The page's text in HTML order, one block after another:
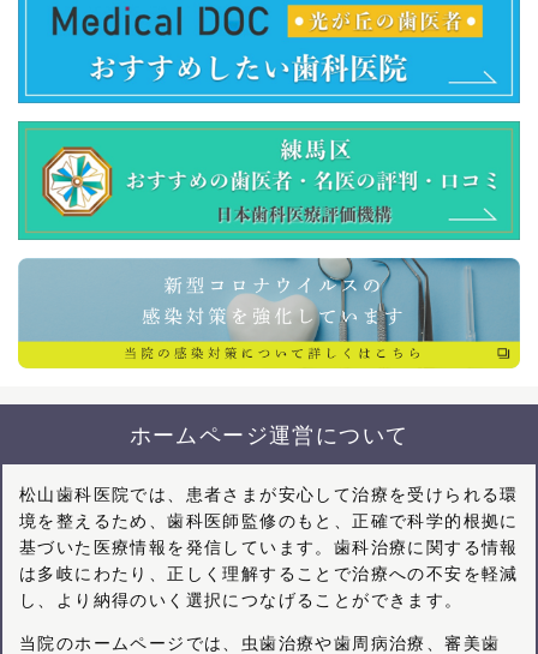
ホームページ運営について
松山歯科医院では、患者さまが安心して治療を受けられる環
境を整えるため、歯科医師監修のもと、正確で科学的根拠に
基づいた医療情報を発信しています。歯科治療に関する情報
は多岐にわたり、正しく理解することで治療への不安を軽減
し、より納得のいく選択につなげることができます。
当院のホームページでは、虫歯治療や歯周病治療、審美歯